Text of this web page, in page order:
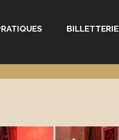
BILLETTERIE